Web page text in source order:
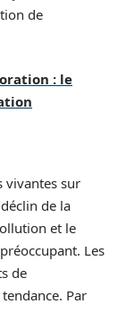
de
: le
vivantes sur
de la
et le
Les
de
Par